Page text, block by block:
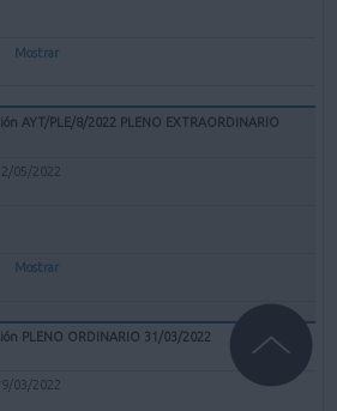
Mostrar
AYT/PLE/8/2022 PLENO EXTRAORDINARIO
12/05/2022
Mostrar
PLENO ORDINARIO 31/03/2022
03/2022